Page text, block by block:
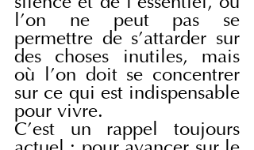
l'on ne peut pas se
permettre de s'attarder sur
des choses inutiles, mais
où l'on doit se concentrer
sur ce qui est indispensable
pour vivre.
C'est un rappel toujours